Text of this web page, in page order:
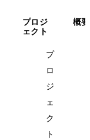
プロジ
ェクト
プ
ロ
ジ
ェ
ク
ト
概要